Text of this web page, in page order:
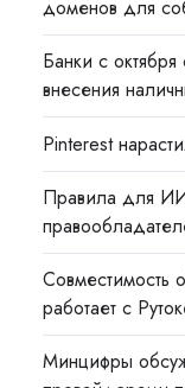
доменов для
Банки с октября
внесения
Pinterest
Правила для
Совместимость
работает с
Минцифры